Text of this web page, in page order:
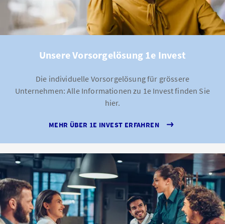
Unsere Vorsorgelösung 1e Invest
Die individuelle Vorsorgelösung für grössere
Unternehmen: Alle Informationen zu 1e Invest finden Sie
hier.
MEHR ÜBER 1E INVEST ERFAHREN